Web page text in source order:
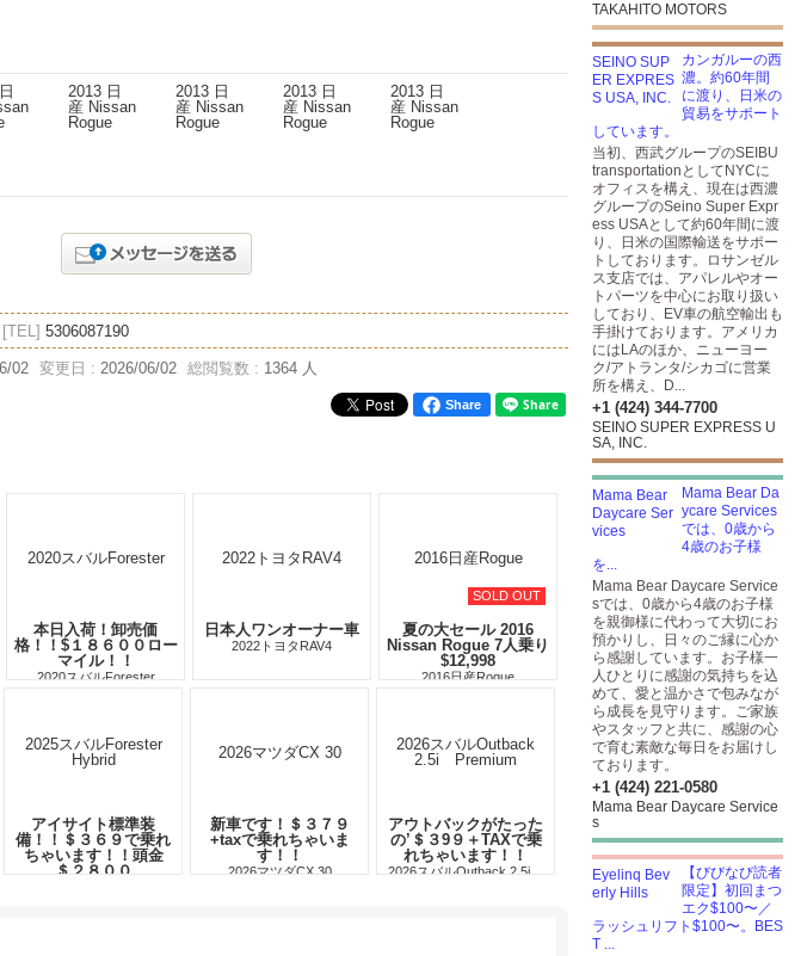
[TEL] 5306087190
02 変更日 : 2026/06/02 総閲覧数 : 1364 人
Share
本日入荷！卸売価
格！！$１８６００ロー
マイル！！
2020スバルForester
日本人ワンオーナー車
2022トヨタRAV4
SOLD OUT
夏の大セール 2016
Nissan Rogue 7人乗り
$12,998
2016日産Rogue
アイサイト標準装
備！！＄３６９で乗れ
ちゃいます！！頭金
＄２８００
新車です！＄３７９
+taxで乗れちゃいま
す！！
2026マツダCX 30
アウトバックがたった
の’＄３9９＋TAXで乗
れちゃいます！！
2026スバルOutback 2.5i
TAKAHITO MOTORS
カンガルーの西
濃。約60年間
に渡り、日米の
貿易をサポート
しています。
当初、西武グループのSEIBU
transportationとしてNYCに
オフィスを構え、現在は西濃
グループのSeino Super Expr
ess USAとして約60年間に渡
り、日米の国際輸送をサポー
トしております。ロサンゼル
ス支店では、アパレルやオー
トパーツを中心にお取り扱い
しており、EV車の航空輸出も
手掛けております。アメリカ
にはLAのほか、ニューヨー
ク/アトランタ/シカゴに営業
所を構え、D...
+1 (424) 344-7700
SEINO SUPER EXPRESS U
SA, INC.
Mama Bear Da
ycare Services
では、0歳から
4歳のお子様
を...
Mama Bear Daycare Service
sでは、0歳から4歳のお子様
を親御様に代わって大切にお
預かりし、日々のご縁に心か
ら感謝しています。お子様一
人ひとりに感謝の気持ちを込
めて、愛と温かさで包みなが
ら成長を見守ります。ご家族
やスタッフと共に、感謝の心
で育む素敵な毎日をお届けし
ております。
+1 (424) 221-0580
Mama Bear Daycare Service
s
【びびなび読者
限定】初回まつ
エク$100〜／
ラッシュリフト$100〜。BES
T ...